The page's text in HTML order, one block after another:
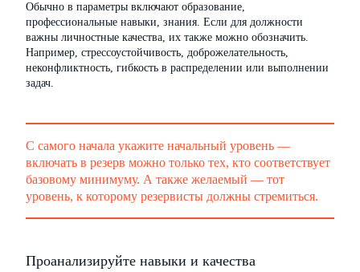
Обычно в параметры включают образование,
профессиональные навыки, знания. Если для должности
важны личностные качества, их также можно обозначить.
Например, стрессоустойчивость, доброжелательность,
неконфликтность, гибкость в распределении или выполнении
задач.
С самого начала укажите начальный уровень —
включать в резерв можно только тех, кто соответствует
базовому минимуму. А также желаемый — тот
уровень, к которому резервисты должны стремиться.
Проанализируйте навыки и качества